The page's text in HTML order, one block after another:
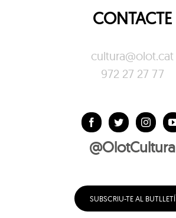
CONTACTE
cultura@olot.cat
972 27 27 77
@OlotCultura
SUBSCRIU-TE AL BUTLLETÍ